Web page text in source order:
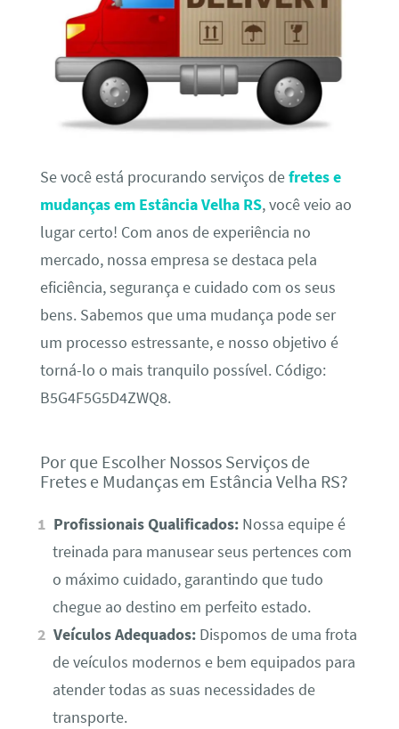
Se você está procurando serviços defretes e
mudanças em Estância Velha RS, você veio ao
lugar certo! Com anos de experiência no
mercado, nossa empresa se destaca pela
eficiência, segurança e cuidado com os seus
bens. Sabemos que uma mudança pode ser
um processo estressante, e nosso objetivo é
torná-lo o mais tranquilo possível. Código:
B5G4F5G5D4ZWQ8.
Por que Escolher Nossos Serviços de
Fretes e Mudanças em Estância Velha RS?
Profissionais Qualificados: Nossa equipe é
treinada para manusear seus pertences com
o máximo cuidado, garantindo que tudo
chegue ao destino em perfeito estado.
Veículos Adequados: Dispomos de uma frota
de veículos modernos e bem equipados para
atender todas as suas necessidades de
transporte.